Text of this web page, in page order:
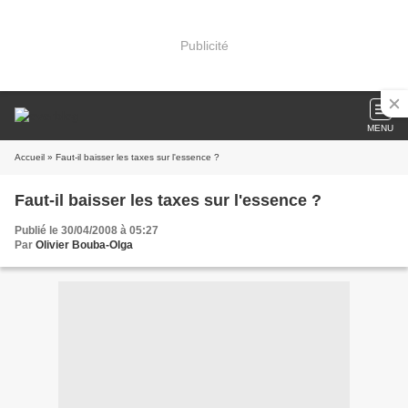
Publicité
MENU
Accueil » Faut-il baisser les taxes sur l'essence ?
Faut-il baisser les taxes sur l'essence ?
Publié le 30/04/2008 à 05:27
Par Olivier Bouba-Olga